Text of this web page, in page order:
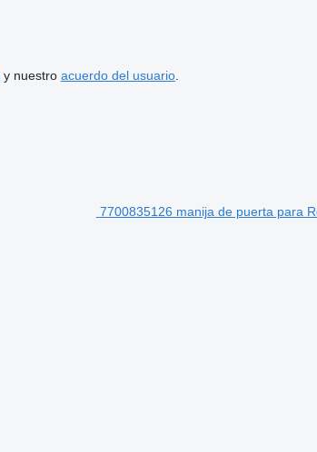
y nuestro acuerdo del usuario.
7700835126 manija de puerta para